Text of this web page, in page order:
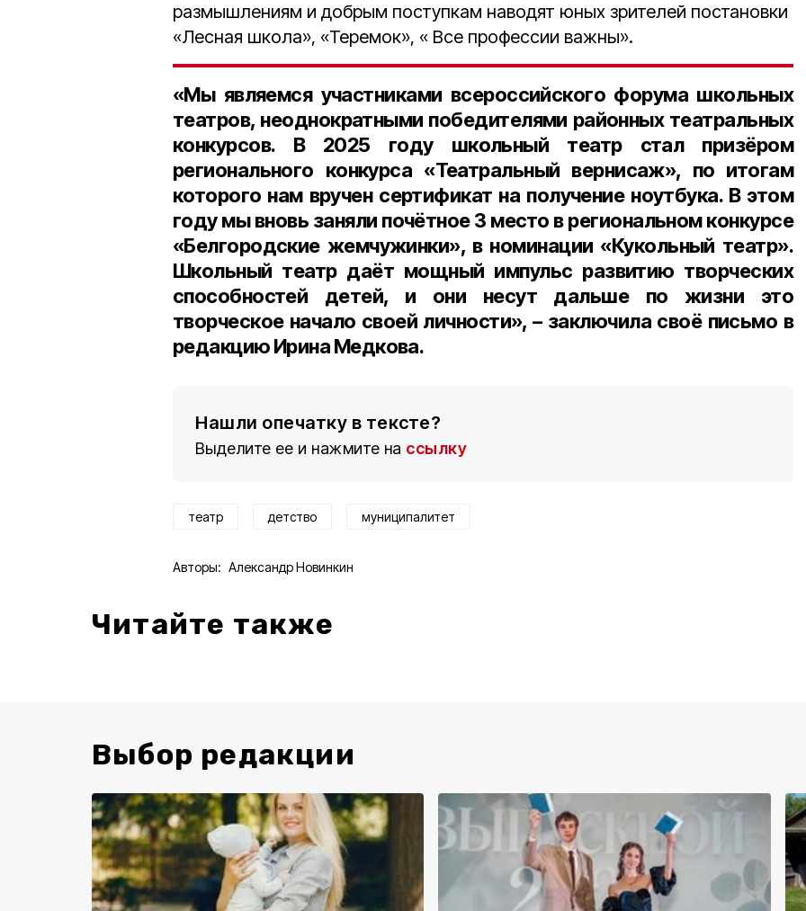
размышлениям и добрым поступкам наводят юных зрителей постановки
«Лесная школа», «Теремок», « Все профессии важны».
«Мы являемся участниками всероссийского форума школьных
театров, неоднократными победителями районных театральных
конкурсов. В 2025 году школьный театр стал призёром
регионального конкурса «Театральный вернисаж», по итогам
которого нам вручен сертификат на получение ноутбука. В этом
году мы вновь заняли почётное 3 место в региональном конкурсе
«Белгородские жемчужинки», в номинации «Кукольный театр».
Школьный театр даёт мощный импульс развитию творческих
способностей детей, и они несут дальше по жизни это
творческое начало своей личности», – заключила своё письмо в
редакцию Ирина Медкова.
Нашли опечатку в тексте?
Выделите ее и нажмите на ссылку
театр детство муниципалитет
Авторы: Александр Новинкин
Читайте также
Выбор редакции